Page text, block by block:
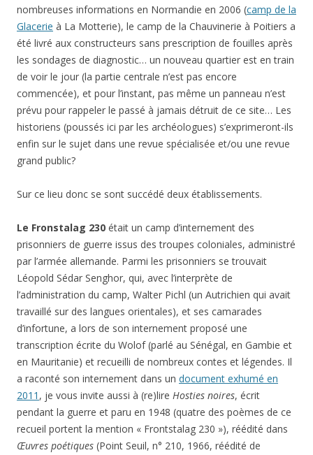
nombreuses informations en Normandie en 2006 (camp de la
Glacerie à La Motterie), le camp de la Chauvinerie à Poitiers a
été livré aux constructeurs sans prescription de fouilles après
les sondages de diagnostic… un nouveau quartier est en train
de voir le jour (la partie centrale n’est pas encore
commencée), et pour l’instant, pas même un panneau n’est
prévu pour rappeler le passé à jamais détruit de ce site… Les
historiens (poussés ici par les archéologues) s’exprimeront-ils
enfin sur le sujet dans une revue spécialisée et/ou une revue
grand public?
Sur ce lieu donc se sont succédé deux établissements.
Le Fronstalag 230 était un camp d’internement des
prisonniers de guerre issus des troupes coloniales, administré
par l’armée allemande. Parmi les prisonniers se trouvait
Léopold Sédar Senghor, qui, avec l’interprète de
l’administration du camp, Walter Pichl (un Autrichien qui avait
travaillé sur des langues orientales), et ses camarades
d’infortune, a lors de son internement proposé une
transcription écrite du Wolof (parlé au Sénégal, en Gambie et
en Mauritanie) et recueilli de nombreux contes et légendes. Il
a raconté son internement dans un document exhumé en
2011 , je vous invite aussi à (re)lire Hosties noires, écrit
pendant la guerre et paru en 1948 (quatre des poèmes de ce
recueil portent la mention « Frontstalag 230 »), réédité dans
Œuvres poétiques (Point Seuil, n° 210, 1966, réédité de